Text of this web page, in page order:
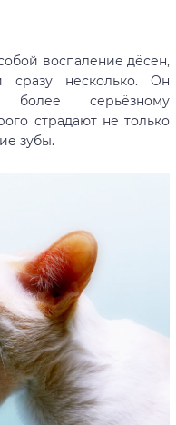
воспаление дёсен,
сразу несколько. Он
более серьёзному
страдают не только
зубы.